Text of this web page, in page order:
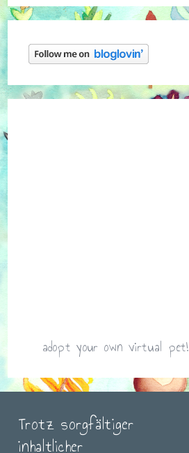
adopt your own virtual pet!
Trotz sorgfältiger
inhaltlicher